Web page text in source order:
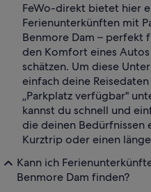
FeWo-direkt bietet hier
Ferienunterkünften mit
Benmore Dam – perfekt
den Komfort eines
schätzen. Um diese
einfach deine
„Parkplatz verfügbar"
kannst du schnell und
die deinen Bedürfnissen
Kurztrip oder einen
Kann ich
Benmore Dam finden?